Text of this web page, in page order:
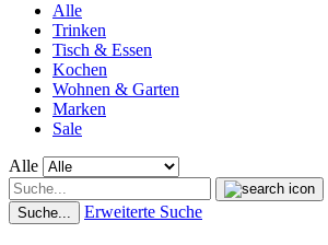
Alle
Trinken
Tisch & Essen
Kochen
Wohnen & Garten
Marken
Sale
Alle
Suche... Erweiterte Suche